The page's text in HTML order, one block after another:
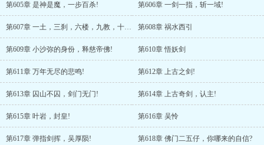
第605章 是神是魔，一步百杀! 第606章 一剑一指，斩一域!
第607章 一土，三刹，六楼，九教，十八寺! 第608章 祸水西引
第609章 小沙弥的身份，释慈帝佛! 第610章 悟妖剑
第611章 万年无尽的悲鸣! 第612章 上古之剑!
第613章 囚山不囚，剑门无门! 第614章 上古奇剑，认主!
第615章 叶岩，封皇! 第616章 吴怜
第617章 弹指剑挥，吴厚陨! 第618章 佛门二五仔，你哪来的自信?